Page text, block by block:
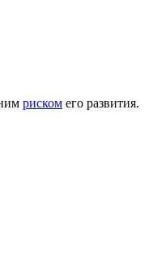
риском его развития.